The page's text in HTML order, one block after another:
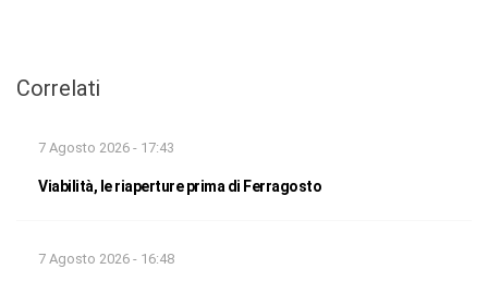
Correlati
7 Agosto 2026 - 17:43
Viabilità, le riaperture prima di Ferragosto
7 Agosto 2026 - 16:48